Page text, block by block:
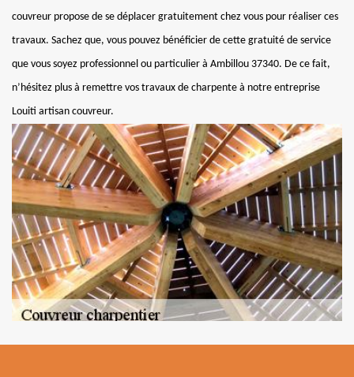
couvreur propose de se déplacer gratuitement chez vous pour réaliser ces
travaux. Sachez que, vous pouvez bénéficier de cette gratuité de service
que vous soyez professionnel ou particulier à Ambillou 37340. De ce fait,
n’hésitez plus à remettre vos travaux de charpente à notre entreprise
Louiti artisan couvreur.